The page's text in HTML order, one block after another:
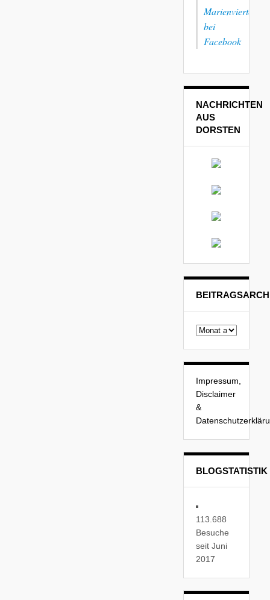
Marienviertel
bei
Facebook
NACHRICHTEN
AUS
DORSTEN
Beitragsarchiv
Impressum,
Disclaimer
&
BLOGSTATISTIK
113.688
Besuche
seit Juni
2017